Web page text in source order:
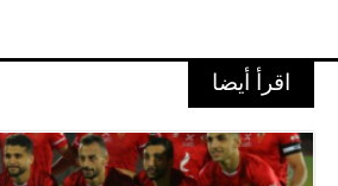
اقرأ أيضا